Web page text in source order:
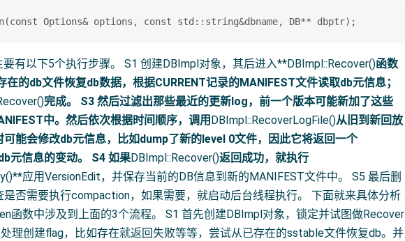
有以下5个执行步骤。 S1 创建DBImpl对象，其后进入**DBImpl::Recover()函数
的db文件恢复db数据，根据CURRENT记录的MANIFEST文件读取db元信息；
完成。 S3 然后过滤出那些最近的更新log，前一个版本可能新加了这些
中。然后依次根据时间顺序，调用 DBImpl::RecoverLogFile()从旧到新回放
能会修改db元信息，比如dump了新的level 0文件，因此它将返回一个
元信息的变动。 S4 如果DBImpl::Recover()返回成功，就执行
应用VersionEdit，并保存当前的DB信息到新的MANIFEST文件中。 S5 最后删
是否需要执行compaction，如果需要，就启动后台线程执行。 下面就来具体分析
函数中涉及到上面的3个流程。 S1 首先创建DBImpl对象，锁定并试图做Recover
理创建flag，比如存在就返回失败等等，尝试从已存在的sstable文件恢复db。并